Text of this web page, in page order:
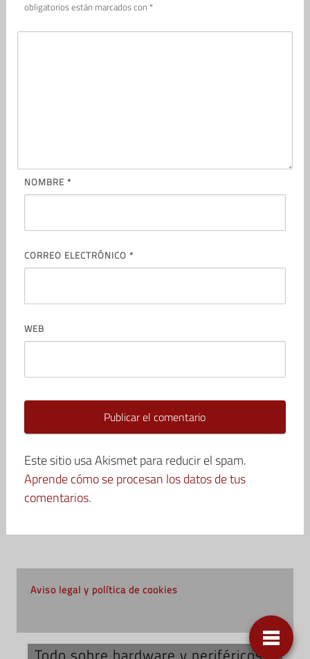
obligatorios están marcados con *
NOMBRE *
CORREO ELECTRÓNICO *
WEB
Este sitio usa Akismet para reducir el spam.
Aprende cómo se procesan los datos de tus
comentarios.
Aviso legal y política de cookies